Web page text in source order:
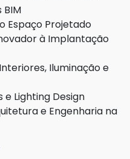
BIM
Espaço Projetado
à Implantação
Iluminação e
Lighting Design
e Engenharia na